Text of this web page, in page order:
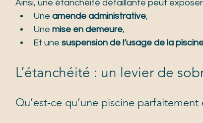
Ainsi, une étanchéité défaillante peut
Une amende administrative,
Une mise en demeure,
Et une suspension de l’usage de la
L’étanchéité : un levier de
Qu’est-ce qu’une piscine parfaitement